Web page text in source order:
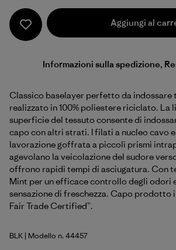
Aggiungi al
Informazioni sulla spedizione,
Classico baselayer perfetto da indossare
realizzato in 100% poliestere riciclato. La
superficie del tessuto consente di
capo con altri strati. I filati a nucleo cavo
lavorazione goffrata a piccoli prismi
agevolano la veicolazione del sudore
offrono rapidi tempi di asciugatura. Con
Mint per un efficace controllo degli odori
sensazione di freschezza. Capo prodotto
Fair Trade Certified™.
Black
BLK | Modello n. 44457